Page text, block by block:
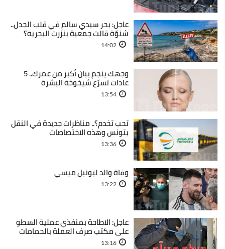
عاجل: بحر سيدي سالم في قلب الجدل..
شنوّة قالت جمعية بنزرت البحرية؟
14:02
وجهك ينجم يبان أكبر من عمرك.. 5
عادات تسرّع شيخوخة البشرة
13:54
تحب تخدم؟.. مناظرات جديدة في النقل
بتونس وهذه الاختصاصات
13:36
وفاة والد ليونيل ميسي
13:22
عاجل: الاطاحة بمنفذي عملية السطو
على مكتب صرف العملة بالحمامات
13:16